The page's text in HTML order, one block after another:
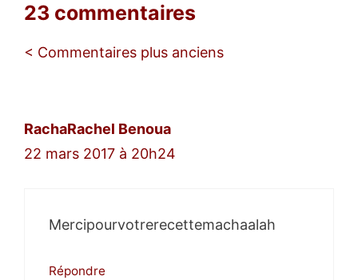
23 commentaires
Navigation
< Commentaires plus anciens
RachaRachel Benoua
22 mars 2017 à 20h24
Mercipourvotrerecettemachaalah
Répondre